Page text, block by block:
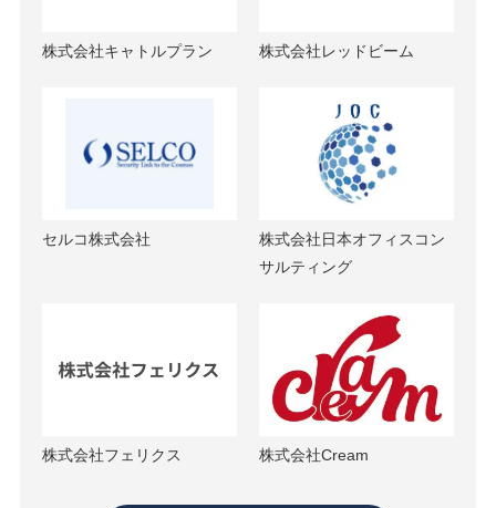
株式会社キャトルプラン 株式会社レッドビーム
セルコ株式会社
株式会社日本オフィスコン
サルティング
株式会社フェリクス 株式会社Cream